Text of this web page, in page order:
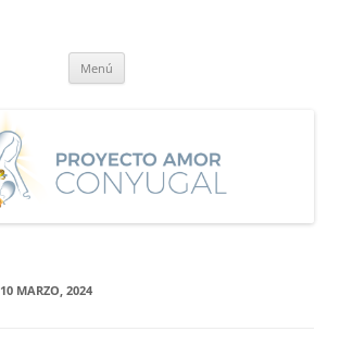
Menú
10 MARZO, 2024